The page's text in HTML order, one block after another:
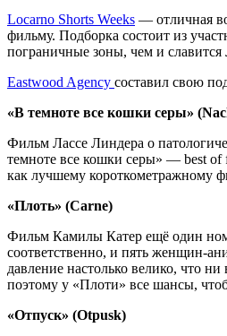
Locarno Shorts Weeks — отличная
фильму. Подборка состоит из
пограничные зоны, чем и славится
Eastwood Agency составил свою
«В темноте все кошки серы»
Фильм Лассе Линдера о
темноте все кошки серы» — best of
как лучшему короткометражному
«Плоть» (Carne)
Фильм Камилы Катер ещё один
соответственно, и пять женщин-
давление настолько велико, что
поэтому у «Плоти» все шансы,
«Отпуск» (Otpusk)